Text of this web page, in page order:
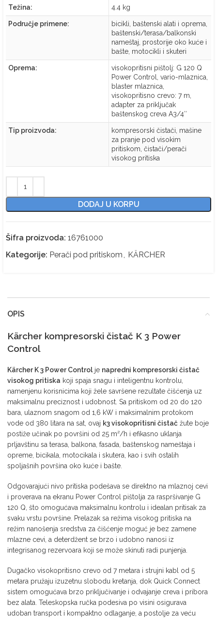
Težina: 4.4 kg
Područje primene:
bicikli, baštenski alati i oprema,
baštenski/terasa/balkonski
nameštaj, prostorije oko kuće i
bašte, motocikli i skuteri
Oprema:
visokopritisni pištolj: G 120 Q
Power Control, vario-mlaznica,
blaster mlaznica,
visokopritisno crevo: 7 m,
adapter za priključak
baštenskog creva A3/4″
Tip proizvoda:
kompresorski čistači, mašine
za pranje pod visokim
pritiskom, čistači/perači
visokog pritiska
DODAJ U KORPU
Šifra proizvoda: 16761000
Kategorije: Perači pod pritiskom, KÄRCHER
OPIS
Kärcher kompresorski čistač K 3 Power
Control
Kärcher K 3 Power Controlje napredni kompresorski čistač
visokog pritiska koji spaja snagu i inteligentnu kontrolu,
namenjenu korisnicima koji žele savršene rezultate čišćenja uz
maksimalnu preciznost i udobnost. Sa pritiskom od 20 do 120
bara, ulaznom snagom od 1,6 kW i maksimalnim protokom
vode od 380 litara na sat, ovaj k3 visokopritisni čistač žute boje
postiže učinak po površini od 25 m²/h i efikasno uklanja
prljavštinu sa terasa, balkona, fasada, baštenskog nameštaja i
opreme, bicikala, motocikala i skutera, kao i svih ostalih
spoljašnih površina oko kuće i bašte.
Odgovarajući nivo pritiska podešava se direktno na mlaznoj cevi
i proverava na ekranu Power Control pištolja za raspršivanje G
120 Q, što omogućava maksimalnu kontrolu i idealan pritisak za
svaku vrstu površine. Prelazak sa režima visokog pritiska na
režim nanošenja sredstva za čišćenje moguć je bez zamene
mlazne cevi, a deterdžent se brzo i udobno nanosi iz
integrisanog rezervoara koji se može skinuti radi punjenja.
Dugačko visokopritisno crevo od 7 metara i strujni kabl od 5
metara pružaju izuzetnu slobodu kretanja, dok Quick Connect
sistem omogućava brzo priključivanje i odvajanje creva i pribora
bez alata. Teleskopska ručka podesiva po visini osigurava
udoban transport i kompaktno odlaganje, a postolje za veću